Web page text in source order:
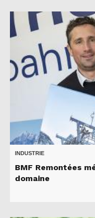
INDUSTRIE
BMF Remontées
domaine